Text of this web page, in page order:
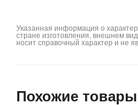
Указанная информация о
стране изготовления, внешнем
носит справочный характер и не
Похожие товары